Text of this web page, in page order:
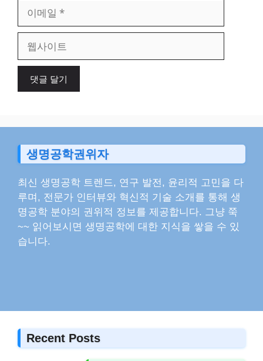
일
이
생명공학권위자
최신 생명공학 트렌드, 연구 발전, 윤리적 고민을 다
루며, 전문가 인터뷰와 혁신적 기술 소개를 통해 생
명공학 분야의 권위적 정보를 제공합니다. 그냥 쭉
~~ 읽어보시면 생명공학에 대한 지식을 쌓을 수 있
습니다.
Recent Posts